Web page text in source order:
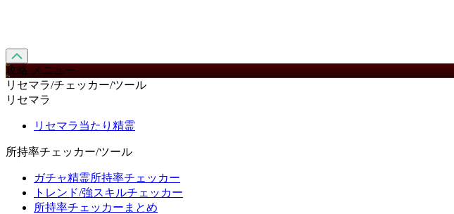
攻略 メニュー
リセマラ/チェッカー/ツール
リセマラ
リセマラ当たり精霊
所持率チェッカー/ツール
ガチャ精霊所持率チェッカー
トレンド/強スキルチェッカー
所持率チェッカーまとめ